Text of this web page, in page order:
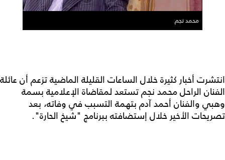
محمد نجم
انتشرت أخبار كثيرة خلال الساعات القليلة الماضية تزعم أن عائلة
الفنان الراحل محمد نجم تستعد لمقاضاة الإعلامية بسمة
وهبي والفنان أحمد آدم بتهمة التسبب في وفاته، بعد
تصريحات الأخير خلال إستضافته ببرنامج "شيخ الحارة".